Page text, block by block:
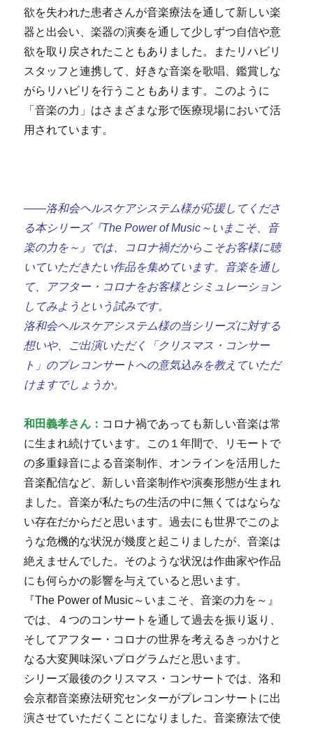
欲を失われた患者さんが音楽療法を通して新しい楽
器と出会い、楽器の演奏を通して少しずつ自信や意
欲を取り戻されたこともありました。またリハビリ
スタッフと連携して、好きな音楽を歌唱、鑑賞しな
がらリハビリを行うこともあります。このように
「音楽の力」はさまざまな形で医療現場において活
用されています。
――洛和会ヘルスケアシステム様が応援してくださ
る本シリーズ『The Power of Music～いまこそ、音
楽の力を～』では、コロナ禍だからこそお客様に聴
いていただきたい作品を集めています。音楽を通し
て、アフター・コロナをお客様とシミュレーション
してみようという試みです。
洛和会ヘルスケアシステム様の当シリーズに対する
想いや、ご出演いただく「クリスマス・コンサー
ト」のプレコンサートへの意気込みを教えていただ
けますでしょうか。
和田義孝さん： コロナ禍であっても新しい音楽は常
に生まれ続けています。この１年間で、リモートで
の多重録音による音楽制作、オンラインを活用した
音楽配信など、新しい音楽制作や演奏形態が生まれ
ました。音楽が私たちの生活の中に無くてはならな
い存在だからだと思います。過去にも世界でこのよ
うな危機的な状況が幾度と起こりましたが、音楽は
絶えませんでした。そのような状況は作曲家や作品
にも何らかの影響を与えていると思います。
『The Power of Music～いまこそ、音楽の力を～』
では、４つのコンサートを通して過去を振り返り、
そしてアフター・コロナの世界を考えるきっかけと
なる大変興味深いプログラムだと思います。
シリーズ最後のクリスマス・コンサートでは、洛和
会京都音楽療法研究センターがプレコンサートに出
演させていただくことになりました。音楽療法で使